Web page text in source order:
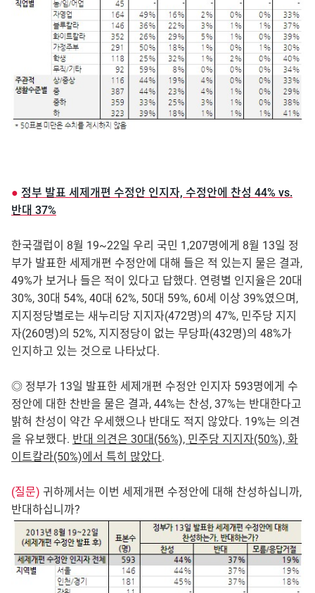
● 정부 발표 세제개편 수정안 인지자, 수정안에 찬성 44% vs.
반대 37%
한국갤럽이 8월 19~22일 우리 국민 1,207명에게 8월 13일 정
부가 발표한 세제개편 수정안에 대해 들은 적 있는지 물은 결과,
49%가 보거나 들은 적이 있다고 답했다. 연령별 인지율은 20대
30%, 30대 54%, 40대 62%, 50대 59%, 60세 이상 39%였으며,
지지정당별로는 새누리당 지지자(472명)의 47%, 민주당 지지
자(260명)의 52%, 지지정당이 없는 무당파(432명)의 48%가
인지하고 있는 것으로 나타났다.
◎ 정부가 13일 발표한 세제개편 수정안 인지자 593명에게 수
정안에 대한 찬반을 물은 결과, 44%는 찬성, 37%는 반대한다고
밝혀 찬성이 약간 우세했으나 반대도 적지 않았다. 19%는 의견
을 유보했다. 반대 의견은 30대(56%), 민주당 지지자(50%), 화
이트칼라(50%)에서 특히 많았다.
(질문) 귀하께서는 이번 세제개편 수정안에 대해 찬성하십니까,
반대하십니까?